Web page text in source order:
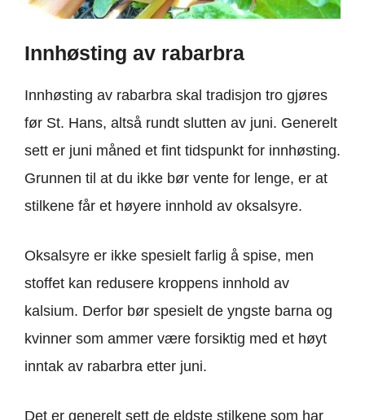
Innhøsting av rabarbra
Innhøsting av rabarbra skal tradisjon tro gjøres
før St. Hans, altså rundt slutten av juni. Generelt
sett er juni måned et fint tidspunkt for innhøsting.
Grunnen til at du ikke bør vente for lenge, er at
stilkene får et høyere innhold av oksalsyre.
Oksalsyre er ikke spesielt farlig å spise, men
stoffet kan redusere kroppens innhold av
kalsium. Derfor bør spesielt de yngste barna og
kvinner som ammer være forsiktig med et høyt
inntak av rabarbra etter juni.
Det er generelt sett de eldste stilkene som har